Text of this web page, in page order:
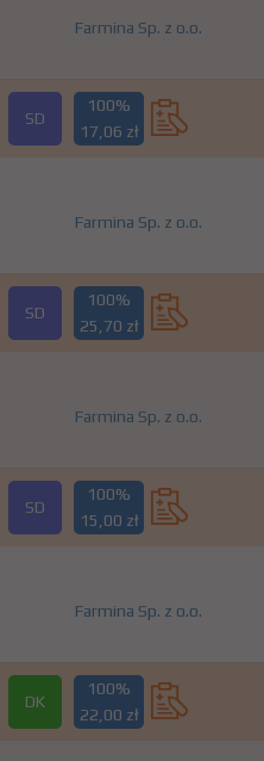
Farmina Sp. z o.o.
SD
100%
17,06 zł
Farmina Sp. z o.o.
SD
100%
25,70 zł
Farmina Sp. z o.o.
SD
100%
15,00 zł
Farmina Sp. z o.o.
DK
100%
22,00 zł